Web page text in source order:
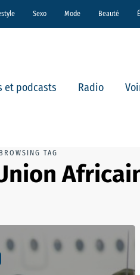
Sexo Mode Beauté
et podcasts Radio
BROWSING TAG